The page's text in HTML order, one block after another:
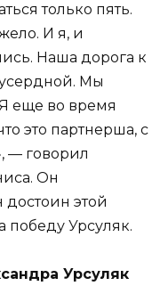
только пять.
И я, и
Наша дорога к
Мы
еще во время
это партнерша, с
— говорил
Он
этой
Урсуляк.
Урсуляк